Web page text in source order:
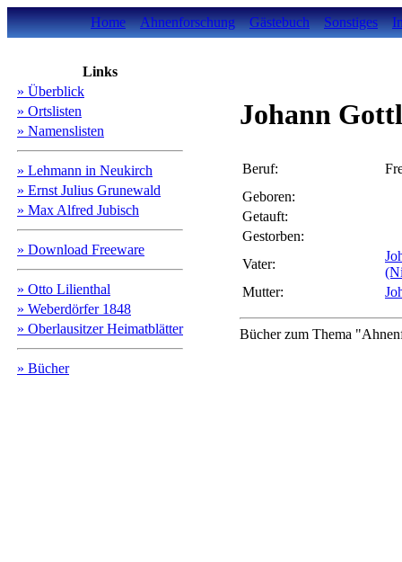
Home Ahnenforschung Gästebuch Sonstiges
Links
» Überblick
» Ortslisten
» Namenslisten
» Lehmann in Neukirch
» Ernst Julius Grunewald
» Max Alfred Jubisch
» Download Freeware
» Otto Lilienthal
» Weberdörfer 1848
» Oberlausitzer Heimatblätter
» Bücher
Johann
Beruf:
Geboren:
Getauft:
Gestorben:
Vater:
Mutter:
Bücher zum Thema